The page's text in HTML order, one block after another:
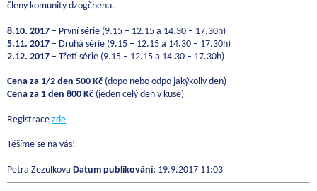
členy komunity dzogčhenu.
8.10. 2017 – První série (9.15 – 12.15 a 14.30 – 17.30h)
5.11. 2017 – Druhá série (9.15 – 12.15 a 14.30 – 17.30h)
2.12. 2017 – Třetí série (9.15 – 12.15 a 14.30 – 17.30h)
Cena za 1/2 den 500 Kč (dopo nebo odpo jakýkoliv den)
Cena za 1 den 800 Kč (jeden celý den v kuse)
Registrace zde
Těšíme se na vás!
Petra Zezulkova Datum publikování: 19.9.2017 11:03